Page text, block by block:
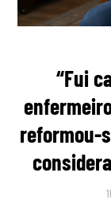
“Fui
reformou-